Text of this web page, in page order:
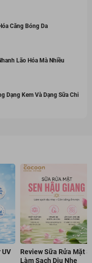
Căng Bóng Da
Lão Hóa Mà Nhiều
Dạng Kem Và Dạng Sữa Chi
Review Sữa Rửa Mặt
Làm Sạch Dịu Nhẹ